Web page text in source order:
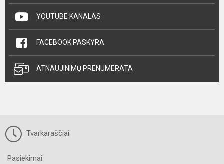
YOUTUBE KANALAS
FACEBOOK PASKYRA
ATNAUJINIMŲ PRENUMERATA
Tvarkaraščiai
Pasiekimai